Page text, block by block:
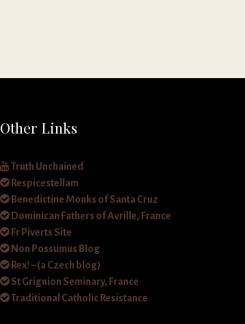
Other Links
Truth Unchained
Respicestellam
Benedictine Monks of Santa Cruz
Dominican Fathers of Avrille, France
Fr Piverts Site
Non Possumus Blog
Rex! – (a Czech blog)
St Grignion Seminary, France
Traditional Catholic Resistance